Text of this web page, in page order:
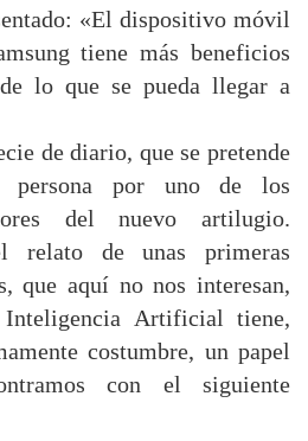
«El dispositivo móvil
tiene más beneficios
lo que se pueda llegar a
de diario, que se pretende
persona por uno de los
del nuevo artilugio.
relato de unas primeras
que aquí no nos interesan,
Artificial tiene,
costumbre, un papel
con el siguiente